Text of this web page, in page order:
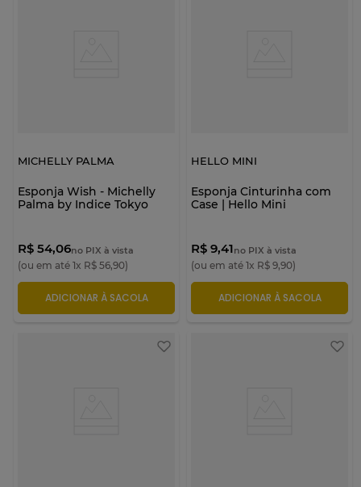
MICHELLY PALMA
Esponja Wish - Michelly
Palma by Indice Tokyo
R$ 54,06no PIX à vista
(ou em até 1x R$ 56,90)
ADICIONAR À SACOLA
HELLO MINI
Esponja Cinturinha com
Case | Hello Mini
R$ 9,41no PIX à vista
(ou em até 1x R$ 9,90)
ADICIONAR À SACOLA